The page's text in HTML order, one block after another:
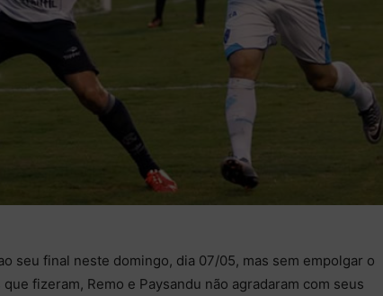
seu final neste domingo, dia 07/05, mas sem empolgar o
fizeram, Remo e Paysandu não agradaram com seus